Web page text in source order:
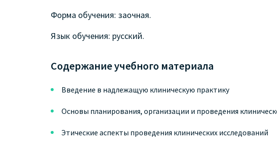
Форма обучения: заочная.
Язык обучения: русский.
Содержание учебного материала
Введение в надлежащую клиническую практику
Основы планирования, организации и проведения
Этические аспекты проведения клинических исследований